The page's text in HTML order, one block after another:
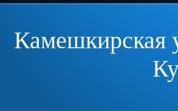
Камешкирская